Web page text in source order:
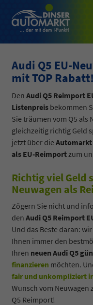
Audi Q5 EU-
mit TOP Rabatt!
Den Audi Q5 Reimport
Listenpreis bekommen
Sie träumen vom Q5 als
gleichzeitig richtig Geld
jetzt über dieAutomarkt
als EU-Reimportzum
Richtig viel Geld
Neuwagen als
Zögern Sie nicht und
den Audi Q5 Reimport
Und das Beste daran:
Ihnen immer den
Ihren neuen Audi Q5
finanzieren möchten.
fair und unkompliziert
Wunsch vom Neuwagen
Q5 Reimport!